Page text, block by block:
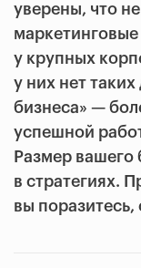
уверены, что
у крупных
у них нет
бизнеса» —
успешной
Размер вашего
в стратегиях.
вы поразитесь,